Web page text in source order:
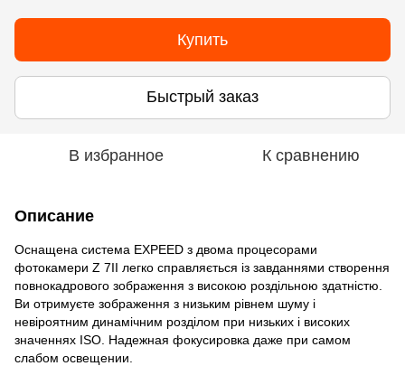
Купить
Быстрый заказ
В избранное К сравнению
Описание
Оснащена система EXPEED з двома процесорами
фотокамери Z 7II легко справляється із завданнями створення
повнокадрового зображення з високою роздільною здатністю.
Ви отримуєте зображення з низьким рівнем шуму і
невіроятним динамічним розділом при низьких і високих
значеннях ISO. Надежная фокусировка даже при самом
слабом освещении.